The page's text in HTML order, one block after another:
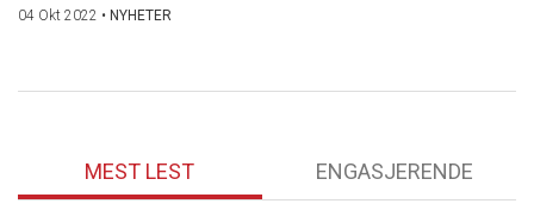
04 Okt 2022 • NYHETER
MEST LEST ENGASJERENDE